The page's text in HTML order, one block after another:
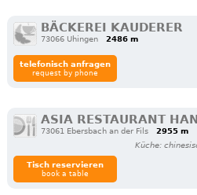
BÄCKEREI KAUDERER
73066 Uhingen 2486 m
telefonisch anfragen
request by phone
ASIA RESTAURANT
73061 Ebersbach an der Fils
2955 m
Küche:
Tisch reservieren
book a table